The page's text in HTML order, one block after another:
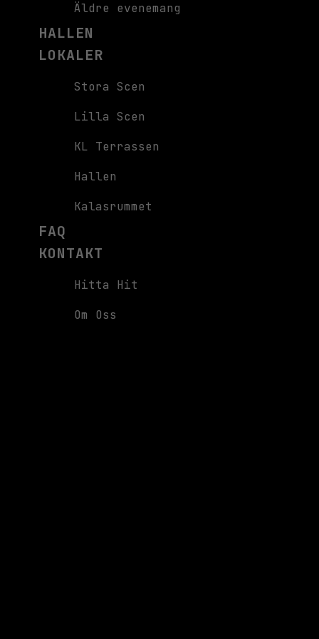
Äldre evenemang
HALLEN
LOKALER
Stora Scen
Lilla Scen
KL Terrassen
Hallen
Kalasrummet
FAQ
KONTAKT
Hitta Hit
Om Oss